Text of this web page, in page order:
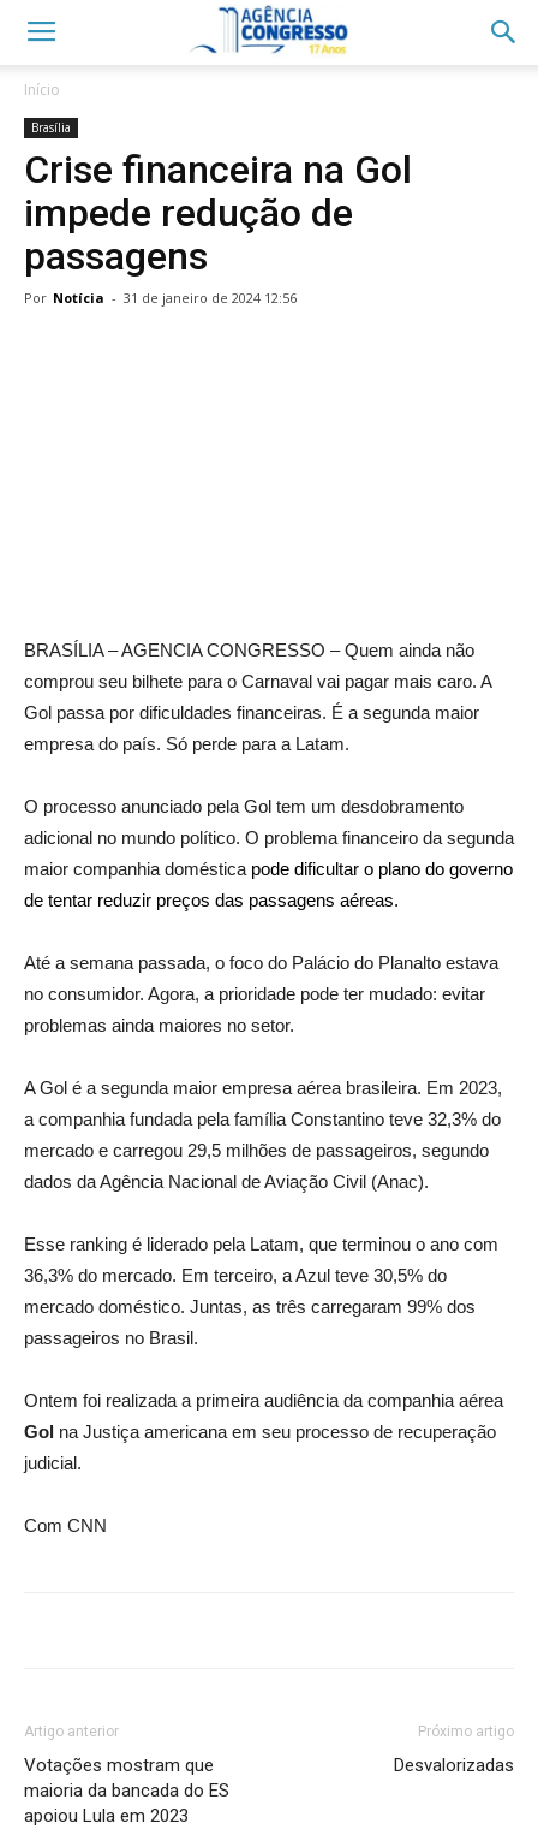
Início
Brasília
Crise financeira na Gol
impede redução de
passagens
Por Notícia - 31 de janeiro de 2024 12:56
BRASÍLIA – AGENCIA CONGRESSO – Quem ainda não
comprou seu bilhete para o Carnaval vai pagar mais caro. A
Gol passa por dificuldades financeiras. É a segunda maior
empresa do país. Só perde para a Latam.
O processo anunciado pela Gol tem um desdobramento
adicional no mundo político. O problema financeiro da segunda
maior companhia doméstica pode dificultar o plano do governo
de tentar reduzir preços das passagens aéreas.
Até a semana passada, o foco do Palácio do Planalto estava
no consumidor. Agora, a prioridade pode ter mudado: evitar
problemas ainda maiores no setor.
A Gol é a segunda maior empresa aérea brasileira. Em 2023,
a companhia fundada pela família Constantino teve 32,3% do
mercado e carregou 29,5 milhões de passageiros, segundo
dados da Agência Nacional de Aviação Civil (Anac).
Esse ranking é liderado pela Latam, que terminou o ano com
36,3% do mercado. Em terceiro, a Azul teve 30,5% do
mercado doméstico. Juntas, as três carregaram 99% dos
passageiros no Brasil.
Ontem foi realizada a primeira audiência da companhia aérea
Gol na Justiça americana em seu processo de recuperação
judicial.
Com CNN
Artigo anterior
Votações mostram que
maioria da bancada do ES
apoiou Lula em 2023
Próximo artigo
Desvalorizadas